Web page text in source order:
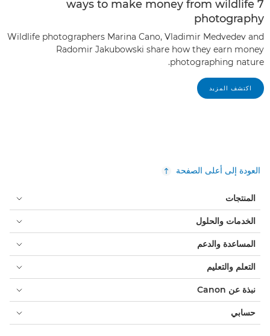
7 ways to make money from wildlife
photography
Wildlife photographers Marina Cano, Vladimir Medvedev and
Radomir Jakubowski share how they earn money
photographing nature.
اكتشف المزيد
العودة إلى أعلى الصفحة
المنتجات
الخدمات والحلول
المساعدة والدعم
التعلم والتعليم
نبذة عن Canon
حسابي